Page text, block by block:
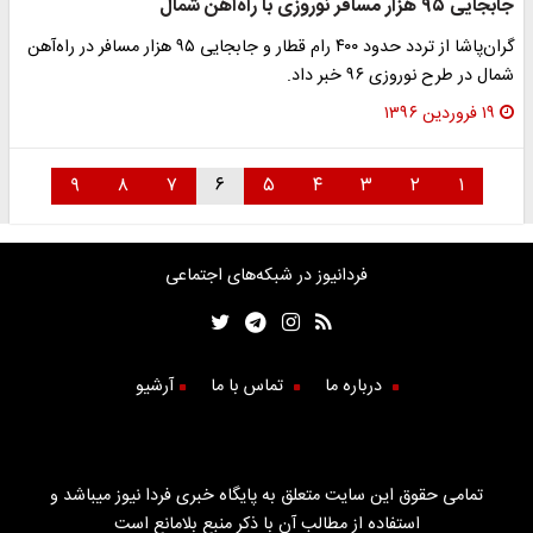
جابجایی ۹۵ هزار مسافر نوروزی با راه‌آهن شمال
گران‌پاشا از تردد حدود ۴۰۰ رام قطار و جابجایی ۹۵ هزار مسافر در راه‌آهن
شمال در طرح نوروزی ۹۶ خبر داد.
۱۹ فروردین ۱۳۹۶
۱ ۲ ۳ ۴ ۵ ۶ ۷ ۸ ۹
فردانیوز در شبکه‌های اجتماعی
درباره ما تماس با ما آرشیو
تمامی حقوق این سایت متعلق به پایگاه خبری فردا نیوز میباشد و
استفاده از مطالب آن با ذکر منبع بلامانع است